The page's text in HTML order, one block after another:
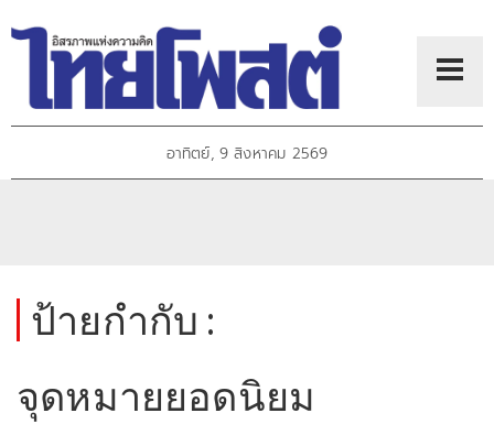
อาทิตย์, 9 สิงหาคม 2569
ป้ายกำกับ :
จุดหมายยอดนิยม